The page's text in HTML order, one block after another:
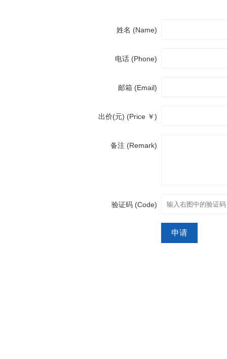
姓名 (Name)
电话 (Phone)
邮箱 (Email)
出价(元) (Price ￥)
备注 (Remark)
验证码 (Code)
申请